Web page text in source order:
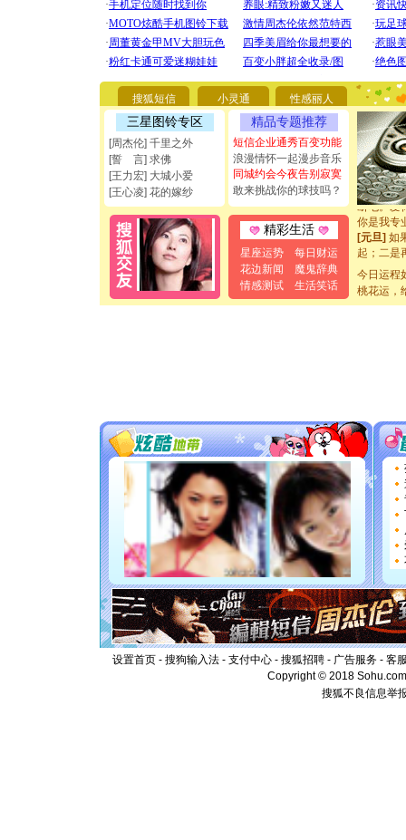
搜狐短信 小灵通 性感丽人
三星图铃专区
[周杰伦] 千里之外
[誓 言] 求佛
[王力宏] 大城小爱
[王心凌] 花的嫁纱
精品专题推荐
短信企业通秀百变功能
浪漫情怀一起漫步音乐
同城约会今夜告别寂寞
敢来挑战你的球技吗？
精彩生活
星座运势
每日财运
花边新闻
魔鬼辞典
情感测试
生活笑话
[圣诞节]
要平安！
[圣诞节]
能正大光
都要快乐
[圣诞节]
如意,快
[元旦]看
断电。爱
你是我专
[元旦]如
起；二是
离。水晶
[元旦]当
泣，这痛
卖了。水
你太多，
要平安
[圣诞节]
能正大
都要快乐
[圣诞节]
如意,快
[元旦]
看
断电。
你是我
[元旦]如
起；二是
离。水晶
[元旦]当
泣，这痛
卖了。水
[春节]风
颜！冬去
今日运程
桃花运，
设置首页 - 搜狗输入法 - 支付中心 - 搜狐招聘 - 广告服务 - 客
Copyright © 2018
搜狐不良信息举